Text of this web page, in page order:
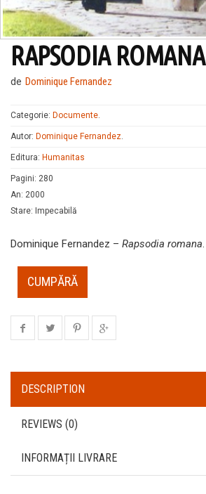
RAPSODIA ROMANA
de Dominique Fernandez
Categorie: Documente
Autor: Dominique Fernandez
Editura: Humanitas
Pagini: 280
An: 2000
Stare: Impecabilă
Dominique Fernandez – Rapsodia romana.
CUMPĂRĂ
DESCRIPTION
REVIEWS (0)
INFORMAȚII LIVRARE